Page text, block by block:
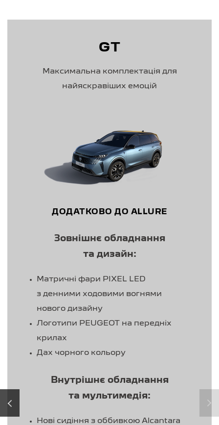
GT
Максимальна комплектація для
найяскравіших емоцій
ДОДАТКОВО ДО ALLURE
Зовнішнє обладнання
та дизайн:
Матричні фари PIXEL LED
з денними ходовими вогнями
нового дизайну
Логотипи PEUGEOT на передніх
крилах
Дах чорного кольору
Внутрішнє обладнання
та мультимедія:
Нові сидіння з оббивкою Alcantara
‹ ›